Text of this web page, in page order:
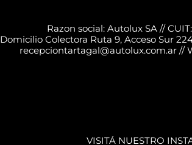
Razon social: Autolux SA //
Domicilio Colectora Ruta 9, Acceso Sur
recepciontartagal@autolux.com.ar //
VISITÁ NUESTRO